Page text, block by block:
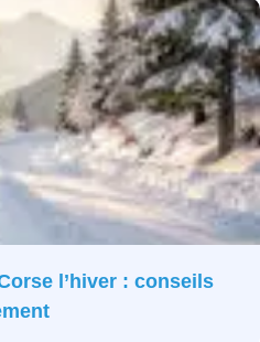
l’hiver : conseils